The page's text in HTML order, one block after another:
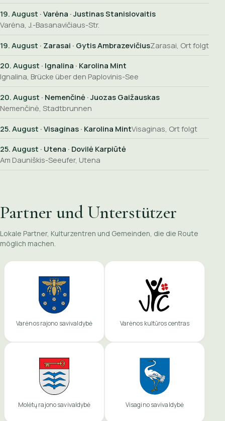
19. August · Varėna · Justinas Stanislovaitis
Varėna, J.-Basanavičiaus-Str.
19. August · Zarasai · Gytis AmbrazevičiusZarasai, Ort folgt
20. August · Ignalina · Karolina Mint
Ignalina, Brücke über den Paplovinis-See
20. August · Nemenčinė · Juozas Gaižauskas
Nemenčinė, Stadtbrunnen
25. August · Visaginas · Karolina MintVisaginas, Ort folgt
25. August · Utena · Dovilė Karpiūtė
Am Dauniškis-Seeufer, Utena
Partner und Unterstützer
Lokale Partner, Kulturzentren und Gemeinden, die die Route
möglich machen.
Varėnos rajono savivaldybė Varėnos kultūros centras
Molėtų rajono savivaldybė Visagino savivaldybė